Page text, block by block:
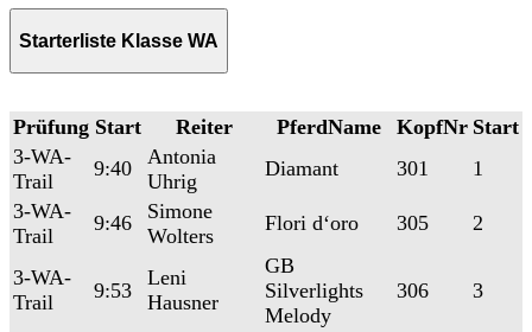
Starterliste Klasse WA
Prüfung Start Reiter PferdName KopfNr Start
3-WA-
Trail
9:40
Antonia
Uhrig
Diamant 301
1
3-WA-
Trail
9:46
Simone
Wolters
Flori d‘oro 305 2
3-WA-
Trail
9:53
Leni
Hausner
GB
Silverlights
Melody
306 3